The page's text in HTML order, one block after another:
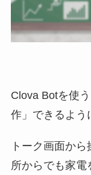
Clova Botを使
作」できるよう
トーク画面か
所からでも家電